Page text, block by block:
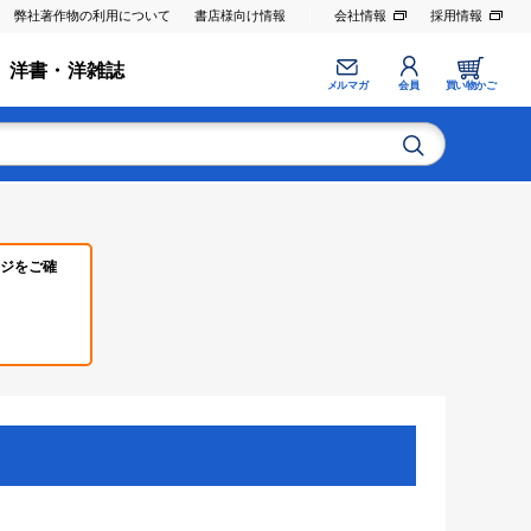
弊社著作物の利用について 書店様向け情報 会社情報 採用情報
洋書・洋雑誌
メルマガ 会員 買い物かご
をご確